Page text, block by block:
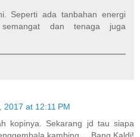
Seperti ada tanbahan energi
dan tenaga juga
2017 at 12:11 PM
kopinya. Sekarang jd tau siapa